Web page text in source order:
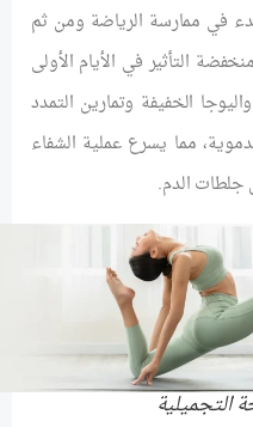
في ممارسة الرياضة ومن ثم
التأثير في الأيام الأولى
الخفيفة وتمارين التمدد
مما يسرع عملية الشفاء
الدم.